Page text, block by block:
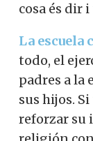
cosa és dir
La escuela
todo, el
padres a la
sus hijos.
reforzar su